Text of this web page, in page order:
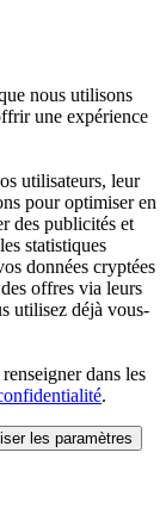
nous utilisons
une expérience
utilisateurs, leur
pour optimiser en
des publicités et
statistiques
données cryptées
offres via leurs
utilisez déjà vous-
dans les
.
les paramètres